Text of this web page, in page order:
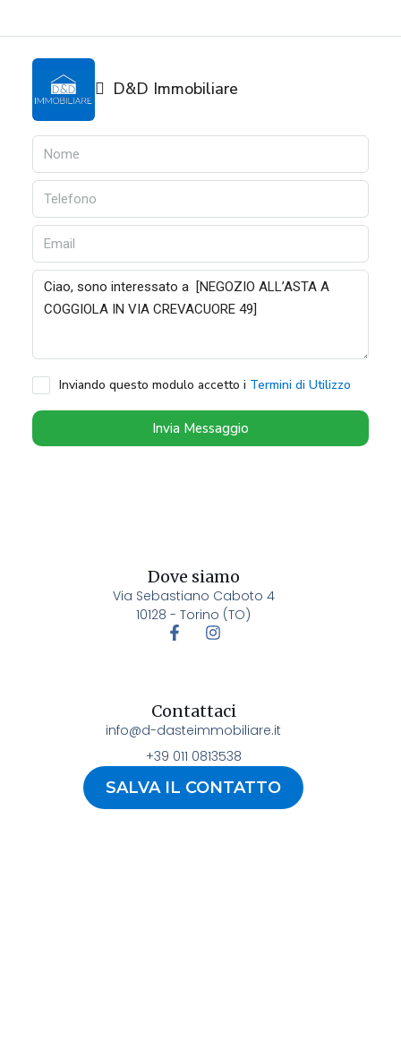
D&D Immobiliare
Inviando questo modulo accetto i Termini di Utilizzo
Invia Messaggio
Dove siamo
Via Sebastiano Caboto 4
10128 - Torino (TO)
Contattaci
info@d-dasteimmobiliare.it
+39 011 0813538
SALVA IL CONTATTO